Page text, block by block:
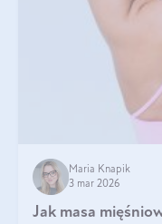
Maria Knapik
3 mar 2026
Jak masa